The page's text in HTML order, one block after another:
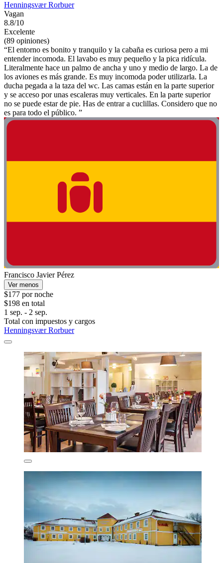
Henningsvær Rorbuer
Vagan
8.8/10
Excelente
(89 opiniones)
“El entorno es bonito y tranquilo y la cabaña es curiosa pero a mi
entender incomoda. El lavabo es muy pequeño y la pica ridícula.
Literalmente hace un palmo de ancha y uno y medio de largo. La de
los aviones es más grande. Es muy incomoda poder utilizarla. La
ducha pegada a la taza del wc. Las camas están en la parte superior
y se acceso por unas escaleras muy verticales. En la parte superior
no se puede estar de pie. Has de entrar a cuclillas. Considero que no
es para todo el público. ”
Francisco Javier Pérez
Ver menos
$177 por noche
$198 en total
1 sep. - 2 sep.
Total con impuestos y cargos
Henningsvær Rorbuer